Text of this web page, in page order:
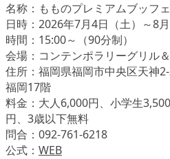
名称：もものプレミアムブッフェ
日時：2026年7月4日（土）～8月
時間：15:00～（90分制）
会場：コンテンポラリーグリル
住所：福岡県福岡市中央区天神
福岡17階
料金：大人6,000円、小学生
円、3歳以下無料
問合：092-761-6218
公式： WEB